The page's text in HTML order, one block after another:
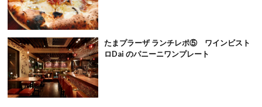
たまプラーザ ランチレポ⑤ ワインビスト
ロDai のパニーニワンプレート